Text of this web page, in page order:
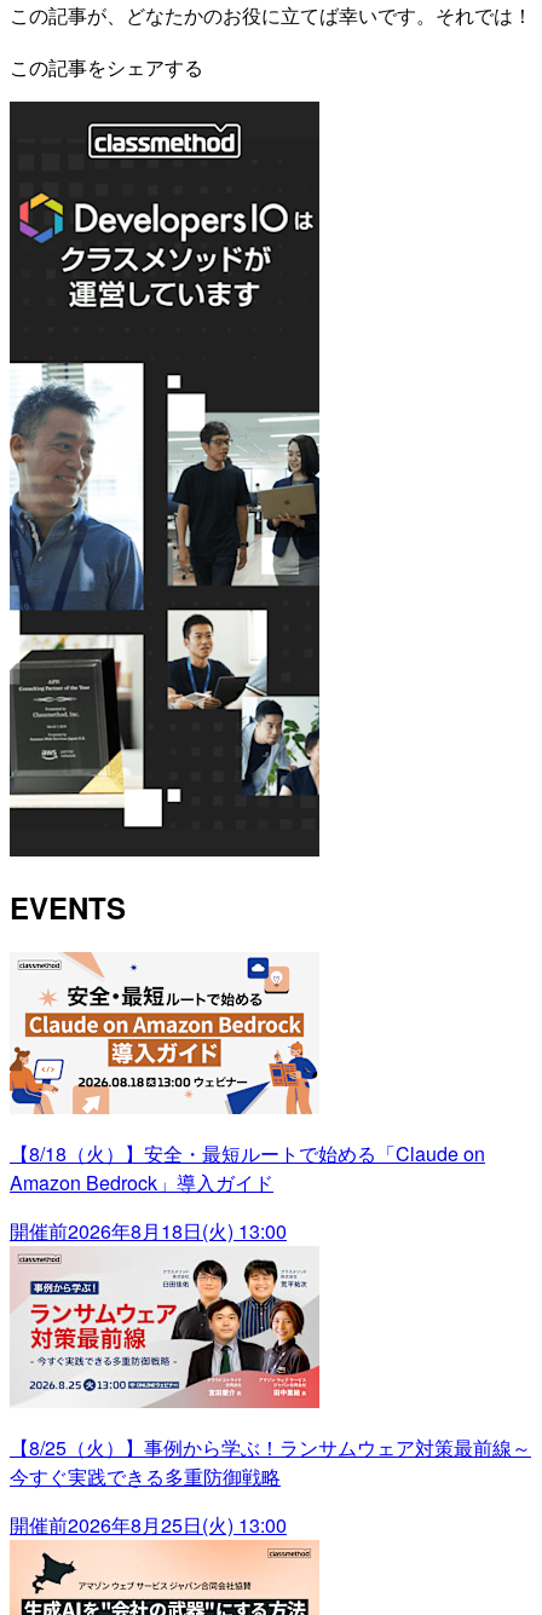
この記事が、どなたかのお役に立てば幸いです。それでは！
この記事をシェアする
EVENTS
【8/18（火）】安全・最短ルートで始める「Claude on
Amazon Bedrock」導入ガイド
開催前2026年8月18日(火) 13:00
【8/25（火）】事例から学ぶ！ランサムウェア対策最前線～
今すぐ実践できる多重防御戦略
開催前2026年8月25日(火) 13:00